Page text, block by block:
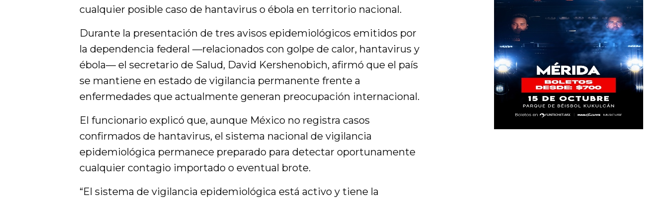
cualquier posible caso de hantavirus o ébola en territorio nacional.
Durante la presentación de tres avisos epidemiológicos emitidos por
la dependencia federal —relacionados con golpe de calor, hantavirus y
ébola— el secretario de Salud, David Kershenobich, afirmó que el país
se mantiene en estado de vigilancia permanente frente a
enfermedades que actualmente generan preocupación internacional.
El funcionario explicó que, aunque México no registra casos
confirmados de hantavirus, el sistema nacional de vigilancia
epidemiológica permanece preparado para detectar oportunamente
cualquier contagio importado o eventual brote.
“El sistema de vigilancia epidemiológica está activo y tiene la